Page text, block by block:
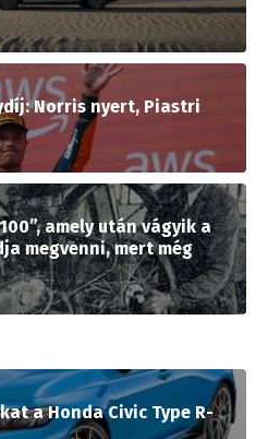
Norris nyert, Piastri
amely után vágyik a
megvenni, mert még
a Honda Civic Type R-